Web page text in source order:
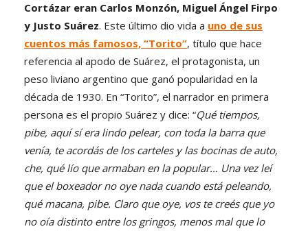
Cortázar eran Carlos Monzón, Miguel Ángel Firpo
y Justo Suárez. Este último dio vida a uno de sus
cuentos más famosos, “Torito”, título que hace
referencia al apodo de Suárez, el protagonista, un
peso liviano argentino que ganó popularidad en la
década de 1930. En “Torito”, el narrador en primera
persona es el propio Suárez y dice: “Qué tiempos,
pibe, aquí sí era lindo pelear, con toda la barra que
venía, te acordás de los carteles y las bocinas de auto,
che, qué lío que armaban en la popular… Una vez leí
que el boxeador no oye nada cuando está peleando,
qué macana, pibe. Claro que oye, vos te creés que yo
no oía distinto entre los gringos, menos mal que lo